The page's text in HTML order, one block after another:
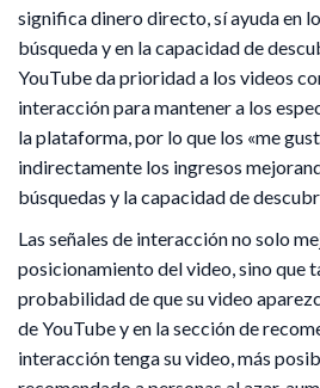
significa dinero directo, sí ayuda en
búsqueda y en la capacidad de
YouTube da prioridad a los videos
interacción para mantener a los
la plataforma, por lo que los «me
indirectamente los ingresos
búsquedas y la capacidad de
Las señales de interacción no solo
posicionamiento del video, sino que
probabilidad de que su video
de YouTube y en la sección de
interacción tenga su video, más